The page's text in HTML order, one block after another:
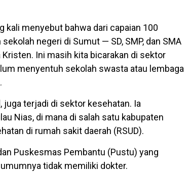
kali menyebut bahwa dari capaian 100
negeri di Sumut — SD, SMP, dan SMA
Ini masih kita bicarakan di sektor
menyentuh sekolah swasta atau lembaga
juga terjadi di sektor kesehatan. Ia
Nias, di mana di salah satu kabupaten
di rumah sakit daerah (RSUD).
Puskesmas Pembantu (Pustu) yang
tidak memiliki dokter.